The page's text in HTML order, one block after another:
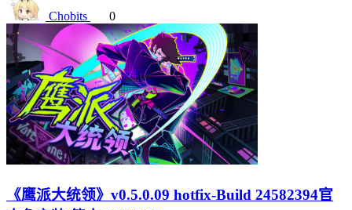
Chobits 0
《鹰派大统领》v0.5.0.09 hotfix-Build 24582394官